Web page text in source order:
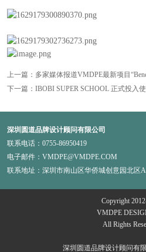
上一篇：多家媒体报道VMDPE最新项目
下一篇：IBOBI SUPER SCHOOL 正式投入
深圳圆道品牌设计顾问有限公司
联系电话：0755-86950419
电子邮件：VMDPE@VMDPE.COM
联系地址：深圳市南山区华侨城创意园北区
Copyright
VMDPE
All Rights
深圳圆道品牌设计顾问有